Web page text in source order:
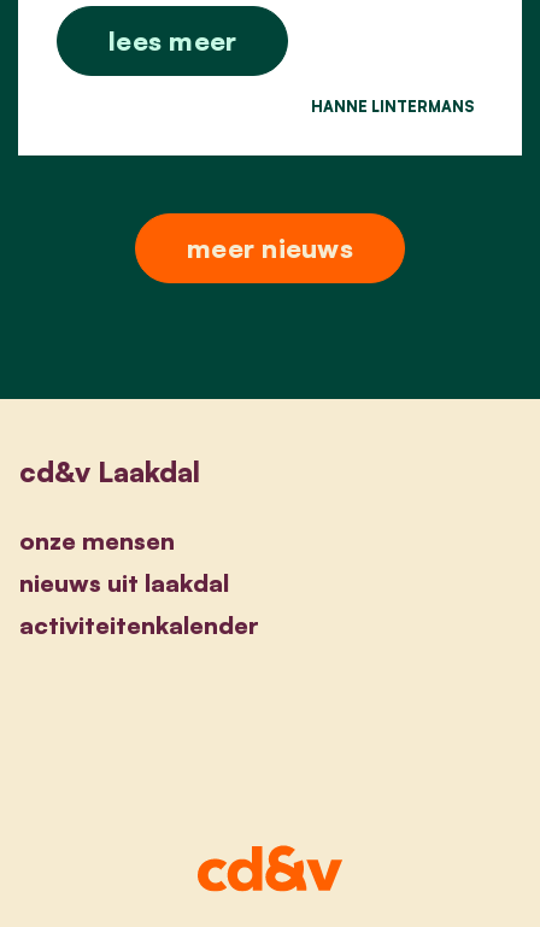
lees meer
HANNE LINTERMANS
meer nieuws
cd&v Laakdal
onze mensen
nieuws uit laakdal
activiteitenkalender